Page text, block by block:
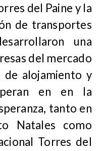
del Paine y la
de transportes
una
del mercado
de alojamiento y
en en la
tanto en
Natales como
Torres del